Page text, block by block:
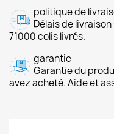
politique de
Délais de
71000 colis livrés.
garantie
Garantie du
avez acheté. Aide et